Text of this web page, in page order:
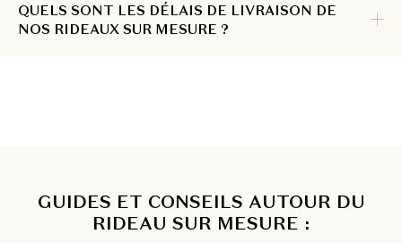
QUELS SONT LES DÉLAIS DE LIVRAISON DE
NOS RIDEAUX SUR MESURE ?
GUIDES ET CONSEILS AUTOUR DU
RIDEAU SUR MESURE :